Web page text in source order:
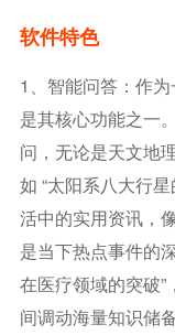
软件特色
1、智能问答：作
是其核心功能之一
问，无论是天文地
如 “太阳系八大行
活中的实用资讯，
是当下热点事件的
在医疗领域的突破
间调动海量知识储